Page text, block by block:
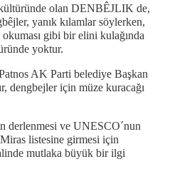
olan DENBÊJLIK de,
yanık kılamlar söylerken,
okuması gibi bir elini kulağında
yoktur.
AK Parti belediye Başkan
dengbejler için müze kuracağı
derlenmesi ve UNESCO´nun
listesine girmesi için
mutlaka büyük bir ilgi